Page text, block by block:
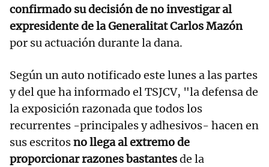
confirmado su decisión de no investigar al
expresidente de la Generalitat Carlos Mazón
por su actuación durante la dana.
Según un auto notificado este lunes a las partes
y del que ha informado el TSJCV, "la defensa de
la exposición razonada que todos los
recurrentes -principales y adhesivos- hacen en
sus escritosno llega al extremo de
proporcionar razones bastantesde la